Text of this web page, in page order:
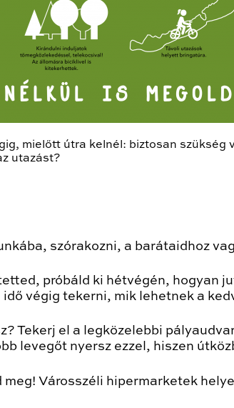
mielőtt útra kelnél: biztosan
utazást?
szórakozni, a barátaidhoz
próbáld ki hétvégén, hogyan
idő végig tekerni, mik lehetnek a
Tekerj el a legközelebbi
levegőt nyersz ezzel, hiszen
meg! Városszéli hipermarketek